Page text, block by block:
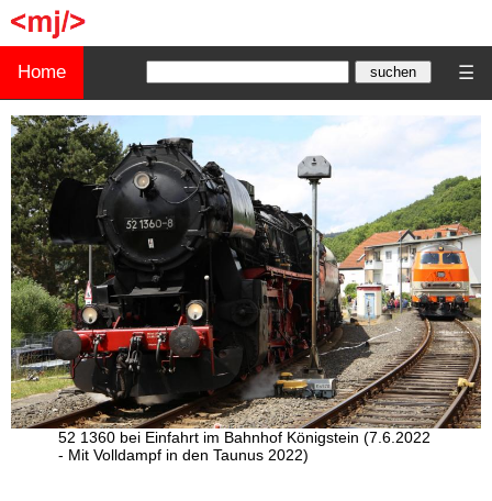
Home ☰
52 1360 bei Einfahrt im Bahnhof Königstein (7.6.2022
- Mit Volldampf in den Taunus 2022)